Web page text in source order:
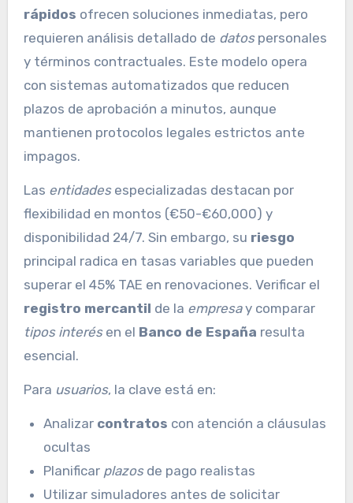
rápidos ofrecen soluciones inmediatas, pero
requieren análisis detallado de datospersonales
y términos contractuales. Este modelo opera
con sistemas automatizados que reducen
plazos de aprobación a minutos, aunque
mantienen protocolos legales estrictos ante
impagos.
Las entidadesespecializadas destacan por
flexibilidad en montos (€50-€60,000) y
disponibilidad 24/7. Sin embargo, su riesgo
principal radica en tasas variables que pueden
superar el 45% TAE en renovaciones. Verificar el
registro mercantil de la empresay comparar
tipos interésen el Banco de España resulta
esencial.
Para usuarios, la clave está en:
Analizar contratos con atención a cláusulas
ocultas
Planificar plazosde pago realistas
Utilizar simuladores antes de solicitar